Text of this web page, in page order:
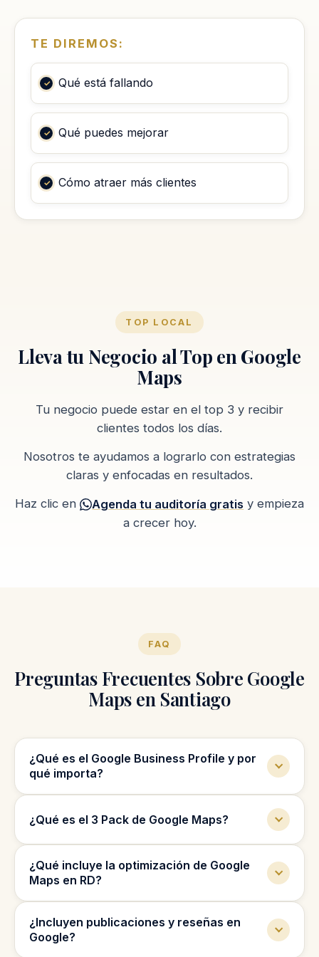
TE DIREMOS:
Qué está fallando
Qué puedes mejorar
Cómo atraer más clientes
TOP LOCAL
Lleva tu Negocio al Top en Google
Maps
Tu negocio puede estar en el top 3 y recibir
clientes todos los días.
Nosotros te ayudamos a lograrlo con estrategias
claras y enfocadas en resultados.
Haz clic en
Agenda tu auditoría gratis y empieza
a crecer hoy.
FAQ
Preguntas Frecuentes Sobre Google
Maps en Santiago
¿Qué es el Google Business Profile y por
qué importa?
busca tu negocio o servicio en Google. Si
clientes cada día.
¿Qué es el 3 Pack de Google Maps?
que aparecen en Google Maps para
búsquedas locales. Ahí ocurre gran parte de
las conversiones locales.
¿Qué incluye la optimización de Google
Maps en RD?
correctas, descripciones, publicaciones,
imágenes y gestión de reseñas, orientado a
¿Incluyen publicaciones y reseñas en
Google?